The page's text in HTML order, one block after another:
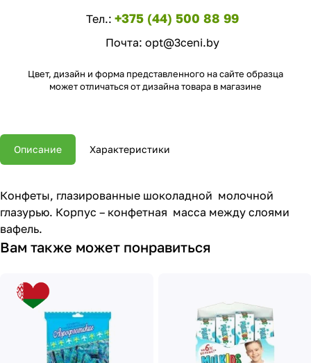
Тел.: +375 (44) 500 88 99
Почта: opt@3ceni.by
Цвет, дизайн и форма представленного на сайте образца
может отличаться от дизайна товара в магазине
Описание Характеристики
Конфеты, глазированные шоколадной молочной
глазурью. Корпус – конфетная масса между слоями
вафель.
Вам также может понравиться